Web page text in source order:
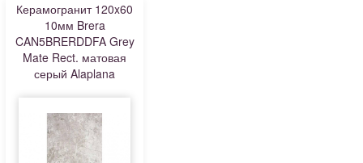
Керамогранит 120x60
10мм Brera
CAN5BRERDDFA Grey
Mate Rect. матовая
серый Alaplana